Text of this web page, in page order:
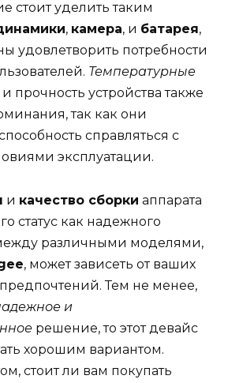
стоит уделить таким
, камера, и батарея,
удовлетворить потребности
Температурные
и прочность устройства также
так как они
справляться с
эксплуатации.
и качество сборки аппарата
статус как надежного
различными моделями,
, может зависеть от ваших
Тем не менее,
и
решение, то этот девайс
хорошим вариантом.
стоит ли вам покупать